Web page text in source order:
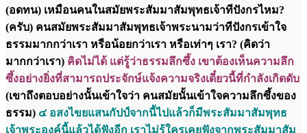
(อดทน) เหมือนคนในสมัยพระสัมมาสัมพุทธเจ้าทีปังกรไหม?
(ครับ) คนสมัยพระสัมมาสัมพุทธเจ้าพระนามว่าทีปังกรเข้าใจ
ธรรมมากกว่าเรา หรือน้อยกว่าเรา หรือเท่าๆ เรา? (คิดว่า
มากกว่าเรา) คิดไม่ได้ แต่รู้ว่าธรรมลึกซึ้ง เขาต้องเห็นความลึก
ซึ้งอย่างยิ่งที่สามารถประจักษ์แจ้งความจริงเดี๋ยวนี้ที่กำลังเกิดดับ
(เขาถึงตอบอย่างนั้นเข้าใจว่า คนสมัยนั้นเข้าใจความลึกซึ้งของ
ธรรม) ๔ อสงไขยแสนกัปป์จากนี้ไปแล้วก็มีพระสัมมาสัมพุทธ
เจ้าพระองค์นี้แล้วได้ฟังอีก เราไม่รู้ใครเคยฟังจากพระสัมมาสัม